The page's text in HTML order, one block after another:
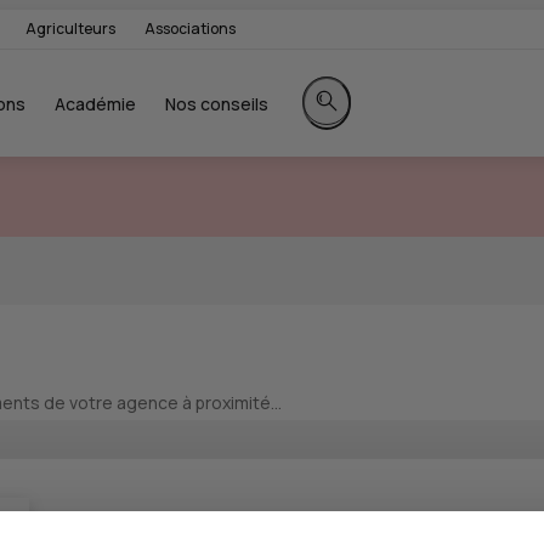
Agriculteurs Associations
Académie Nos conseils
Rechercher sur le site
de votre agence à proximité...